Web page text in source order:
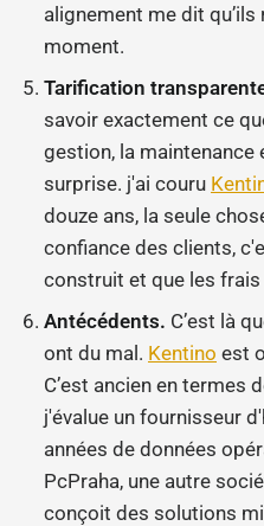
alignement me dit
moment.
Tarification
savoir exactement ce
gestion, la maintenance
surprise. j'ai couru
douze ans, la seule
confiance des clients,
construit et que les
Antécédents. C’est là
ont du mal. Kentino est
C’est ancien en termes
j'évalue un fournisseur
années de données
PcPraha, une autre
conçoit des solutions